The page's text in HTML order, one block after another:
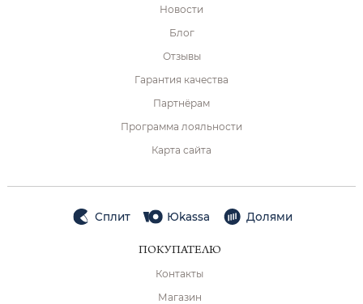
Новости
Блог
Отзывы
Гарантия качества
Партнёрам
Программа лояльности
Карта сайта
Сплит Юkassa Долями
ПОКУПАТЕЛЮ
Контакты
Магазин